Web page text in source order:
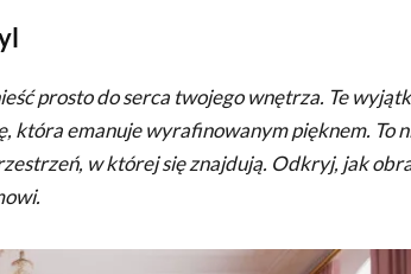
prosto do serca twojego wnętrza. Te
która emanuje wyrafinowanym pięknem. To
w której się znajdują. Odkryj, jak